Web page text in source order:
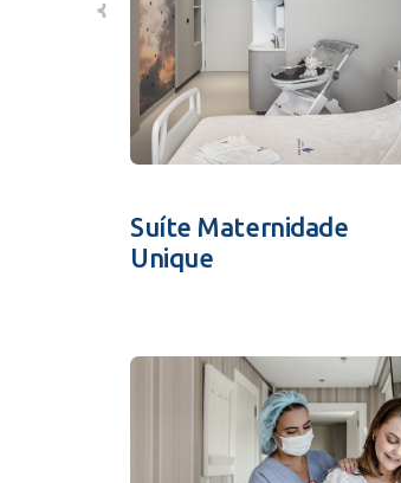
Suíte Maternidade
Unique